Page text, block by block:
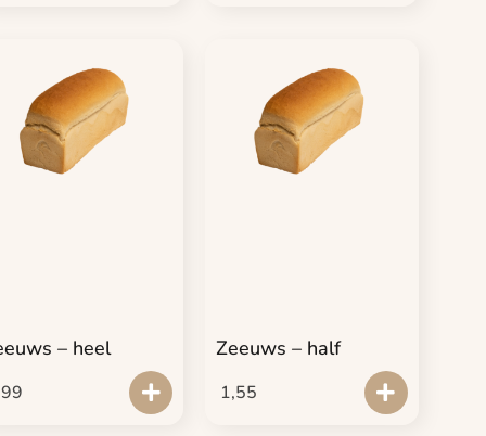
– heel Zeeuws – half
1,55